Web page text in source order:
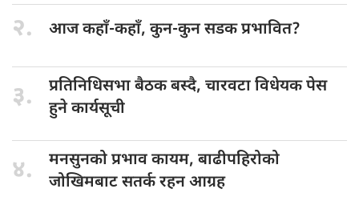
२. आज कहाँ-कहाँ, कुन-कुन सडक प्रभावित?
३. प्रतिनिधिसभा बैठकबस्दै, चारवटा विधेयक पेस
हुने कार्यसूची
४. मनसुनको प्रभावकायम, बाढीपहिरोको
जोखिमबाट सतर्क रहन आग्रह